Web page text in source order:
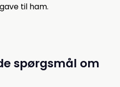
til ham.
spørgsmål om